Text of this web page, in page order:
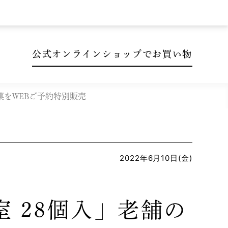
公式オンラインショップでお買い物
2022年6月10日(金)
28個入」老舗の
をWEBご予約特別販売